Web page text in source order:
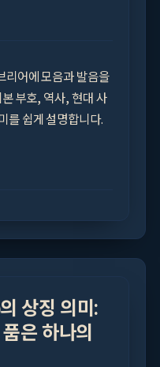
리어에 모음과 발음을
부호, 역사, 현대 사
를 쉽게 설명합니다.
은 하나의